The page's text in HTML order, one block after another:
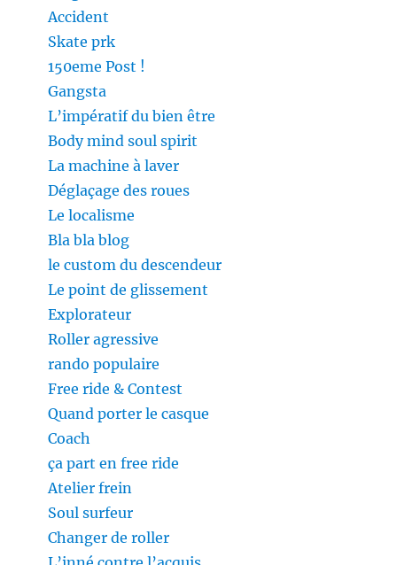
Accident
Skate prk
150eme Post !
Gangsta
L’impératif du bien être
Body mind soul spirit
La machine à laver
Déglaçage des roues
Le localisme
Bla bla blog
le custom du descendeur
Le point de glissement
Explorateur
Roller agressive
rando populaire
Free ride & Contest
Quand porter le casque
Coach
ça part en free ride
Atelier frein
Soul surfeur
Changer de roller